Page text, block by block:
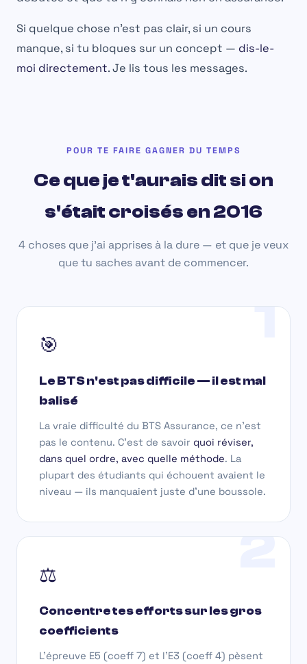
Si quelque chose n'est pas clair, si un cours
manque, si tu bloques sur un concept — dis-le-
moi directement. Je lis tous les messages.
POUR TE FAIRE GAGNER DU TEMPS
Ce que je t'aurais dit si on
s'était croisés en 2016
4 choses que j'ai apprises à la dure — et que je veux
que tu saches avant de commencer.
1
🎯
Le BTS n'est pas difficile — il est mal
balisé
La vraie difficulté du BTS Assurance, ce n'est
pas le contenu. C'est de savoir quoi réviser,
dans quel ordre, avec quelle méthode. La
plupart des étudiants qui échouent avaient le
niveau — ils manquaient juste d'une boussole.
2
⚖️
Concentre tes efforts sur les gros
coefficients
L'épreuve E5 (coeff 7) et l'E3 (coeff 4) pèsent